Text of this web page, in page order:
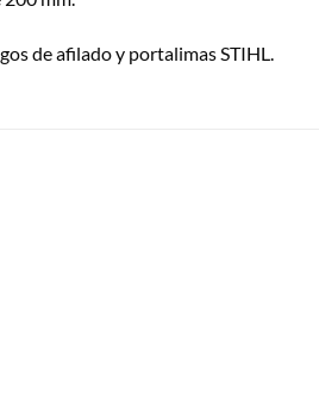
de afilado y portalimas STIHL.